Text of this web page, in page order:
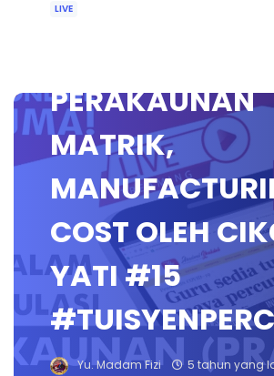
LIVE
PERAKAUNAN
MATRIK,
COST OLEH
YATI #15
Yu. Madam Fizi 5 tahun yang